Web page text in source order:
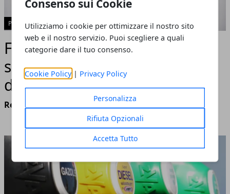
Consenso sui Cookie
Utilizziamo i cookie per ottimizzare il nostro sito
web e il nostro servizio. Puoi scegliere a quali
categorie dare il tuo consenso.
Cookie Policy | Privacy Policy
Personalizza
Rifiuta Opzionali
Accetta Tutto
POLITICA
Focus Presidenziali USA, la
situazione a poche settimane
dal voto
Redazione- settembre 15, 2020